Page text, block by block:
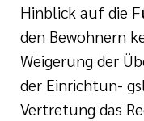
Hinblick auf die
den Bewohnern
Weigerung der
der Einrichtun-
Vertretung das